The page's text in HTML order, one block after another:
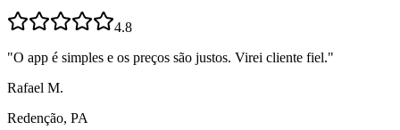
4.8
"O app é simples e os preços são justos. Virei cliente fiel."
Rafael M.
Redenção, PA